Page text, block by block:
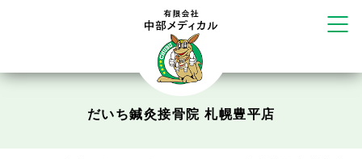
ボディコンフォート Cure
デイサービスだいち鍼灸接骨院 札幌豊平店